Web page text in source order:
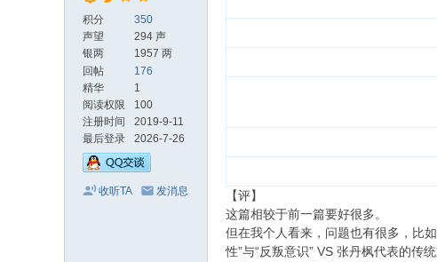
积分
350
声望
294 声
银两
1957 两
回帖
176
精华
1
阅读权限
100
注册时间
2019-9-11
最后登录
2026-7-26
收听TA 发消息
【评】
这篇相较于前一篇要好很多。
但在我个人看来，问题也有很多，比
性”与“反叛意识” VS 张丹枫代表的传